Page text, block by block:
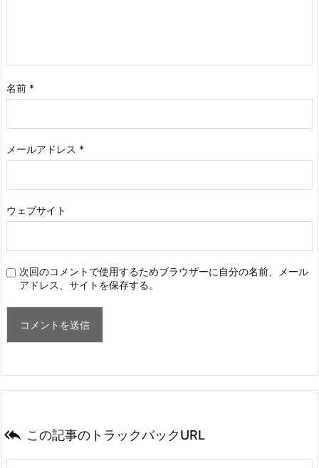
名前 *
メールアドレス *
ウェブサイト
次回のコメントで使用するためブラウザーに自分の名前、メール
アドレス、サイトを保存する。
 この記事のトラックバックURL